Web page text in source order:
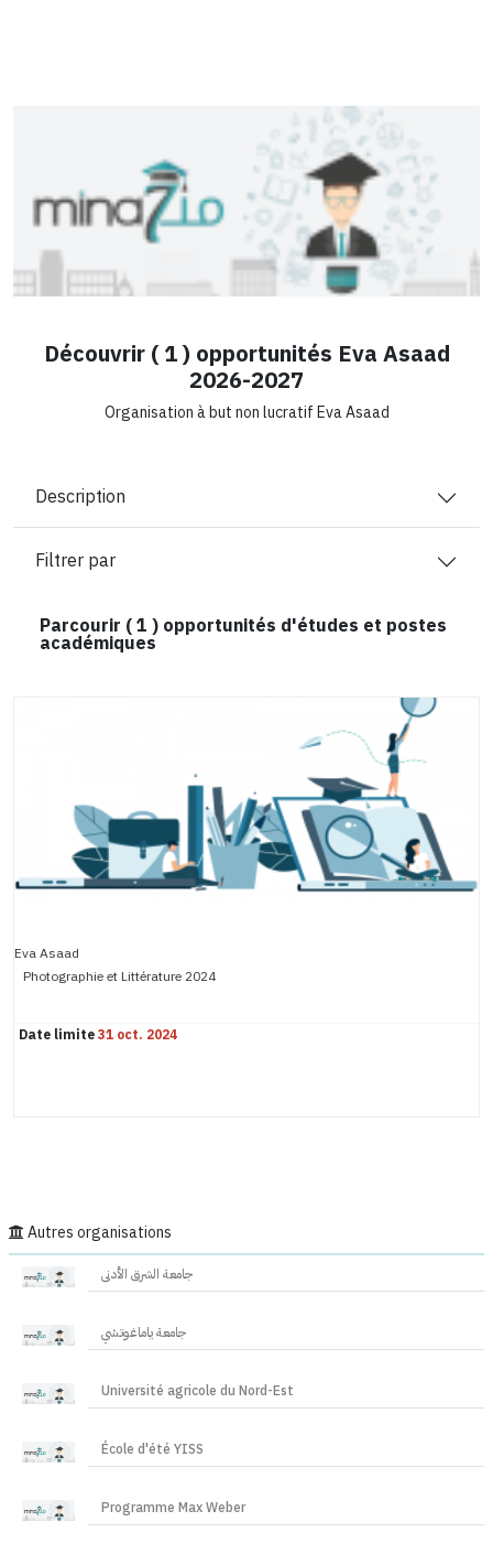
Découvrir ( 1 ) opportunités Eva Asaad
2026-2027
Organisation à but non lucratif Eva Asaad
Description
Filtrer par
Parcourir (1 ) opportunités d'études et postes
académiques
Eva Asaad
Photographie et Littérature 2024
Date limite31 oct. 2024
Autres organisations
جامعة الشرق الأدنى
جامعة ياماغوتشي
Université agricole du Nord-Est
École d'été YISS
Programme Max Weber